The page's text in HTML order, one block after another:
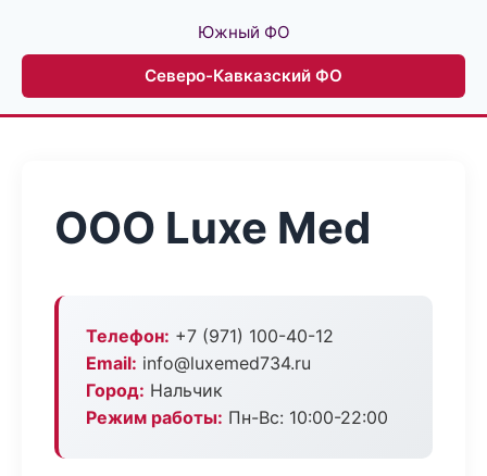
Южный ФО
Северо-Кавказский ФО
ООО Luxe Med
Телефон: +7 (971) 100-40-12
Email: info@luxemed734.ru
Город: Нальчик
Режим работы: Пн-Вс: 10:00-22:00